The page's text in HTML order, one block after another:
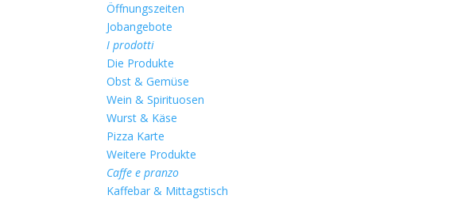
Öffnungszeiten
Jobangebote
I prodotti
Die Produkte
Obst & Gemüse
Wein & Spirituosen
Wurst & Käse
Pizza Karte
Weitere Produkte
Caffe e pranzo
Kaffebar & Mittagstisch